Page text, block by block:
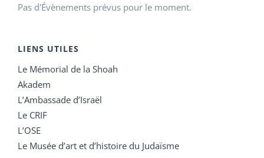
Pas d'Évènements prévus pour le moment.
LIENS UTILES
Le Mémorial de la Shoah
Akadem
L’Ambassade d’Israël
Le CRIF
L’OSE
Le Musée d’art et d’histoire du Judaïsme